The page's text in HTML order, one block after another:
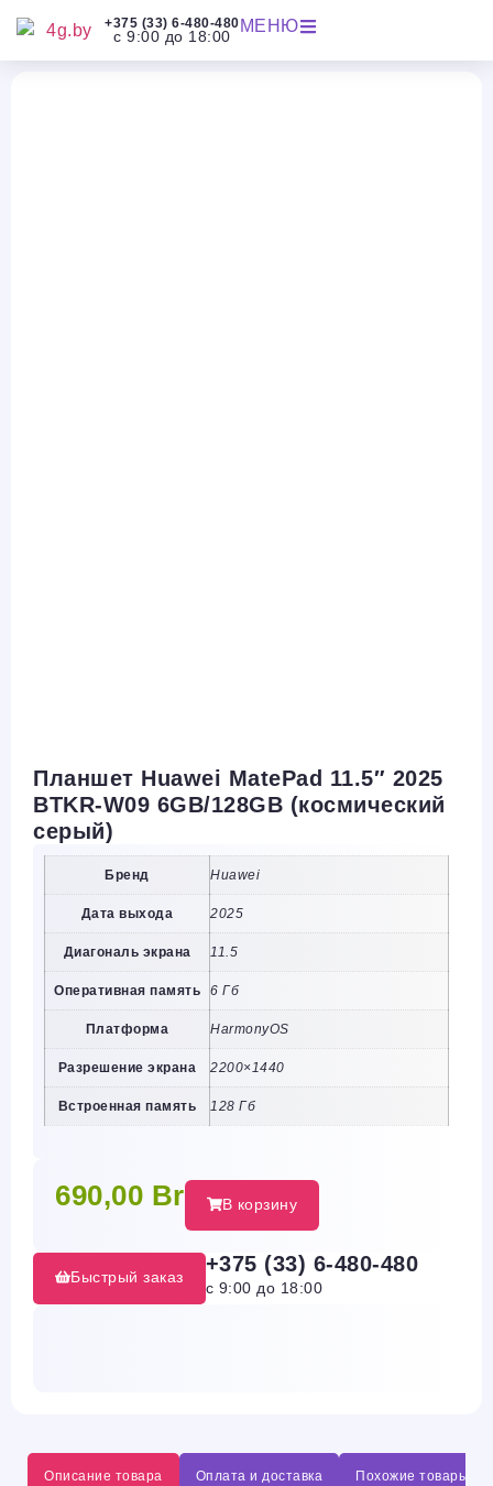
+375 (33) 6-480-480
с 9:00 до 18:00
МЕНЮ
Планшет Huawei MatePad 11.5″ 2025
BTKR-W09 6GB/128GB (космический
серый)
Бренд Huawei
Дата выхода 2025
Диагональ экрана 11.5
Оперативная память 6 Гб
Платформа HarmonyOS
Разрешение экрана 2200×1440
Встроенная память 128 Гб
690,00 Br В корзину
Быстрый заказ
+375 (33) 6-480-480
с 9:00 до 18:00
Описание товара Оплата и доставка Похожие товары